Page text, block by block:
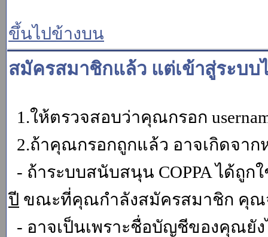
ขึ้นไปข้างบน
สมัครสมาชิกแล้ว แต่เข้าสู่ระบบ
1.ให้ตรวจสอบว่าคุณกรอก
2.ถ้าคุณกรอกถูกแล้ว อาจเกิดจาก
- ถ้าระบบสนับสนุน COPPA ได้ถู
ปี ขณะที่คุณกำลังสมัครสมาชิก คุ
- อาจเป็นเพราะชื่อบัญชีของคุณยั